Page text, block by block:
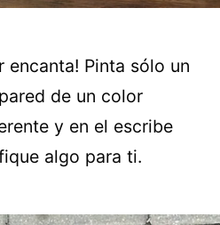
encanta! Pinta sólo un
de un color
y en el escribe
algo para ti.